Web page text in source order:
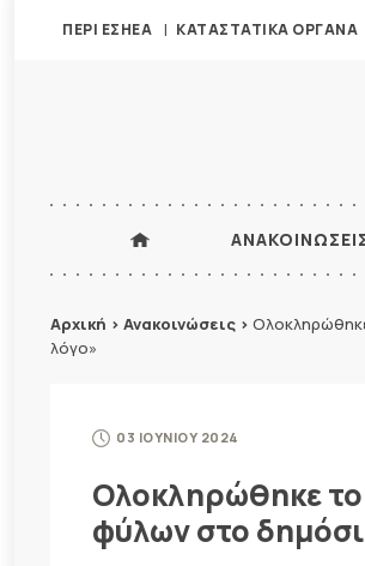
ΠΕΡΙ ΕΣΗΕΑ ΚΑΤΑΣΤΑΤΙΚΑ ΟΡΓΑΝΑ
Αρχική > Ανακοινώσεις >
λόγο»
03 ΙΟΥΝΙΟΥ 2024
Ολοκληρώθηκε το
φύλων στο